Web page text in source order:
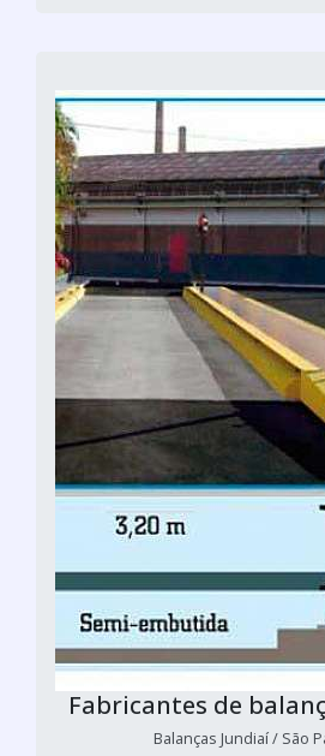
Fabricantes de
Balanças Jundiaí / São